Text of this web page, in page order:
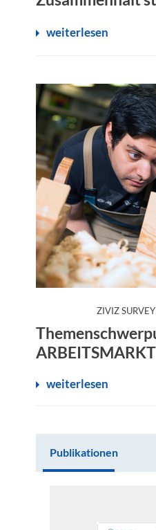
weiterlesen
ZIVIZ
ARBEITSMARKT
weiterlesen
Publikationen